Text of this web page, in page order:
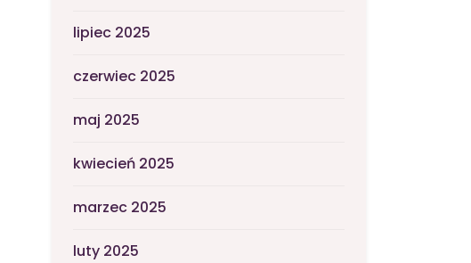
lipiec 2025
czerwiec 2025
maj 2025
kwiecień 2025
marzec 2025
luty 2025